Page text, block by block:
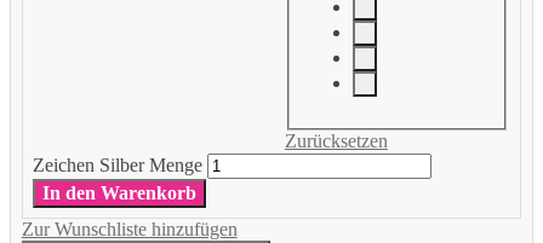
Zurücksetzen
Zeichen Silber Menge
In den Warenkorb
Zur Wunschliste hinzufügen